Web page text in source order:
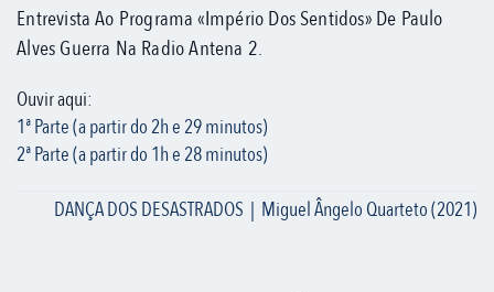
Entrevista Ao Programa «Império Dos Sentidos» De Paulo
Alves Guerra Na Radio Antena 2.
Ouvir aqui:
1ª Parte (a partir do 2h e 29 minutos)
2ª Parte (a partir do 1h e 28 minutos)
DANÇA DOS DESASTRADOS | Miguel Ângelo Quarteto (2021)